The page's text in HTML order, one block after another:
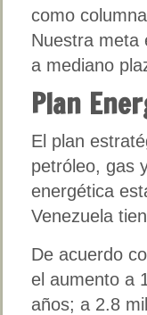
como
Nuestra meta
a mediano
Plan
El plan
petróleo, gas
energética
Venezuela
De acuerdo
el aumento a
años; a 2.8